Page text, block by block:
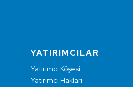
YATIRIMCILAR
Yatırımcı Köşesi
Yatırımcı Hakları